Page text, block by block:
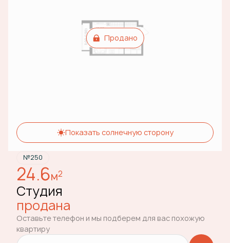
Продано
Показать солнечную сторону
№250
24.6м2
Студия
продана
Оставьте телефон и мы подберем для вас похожую
квартиру